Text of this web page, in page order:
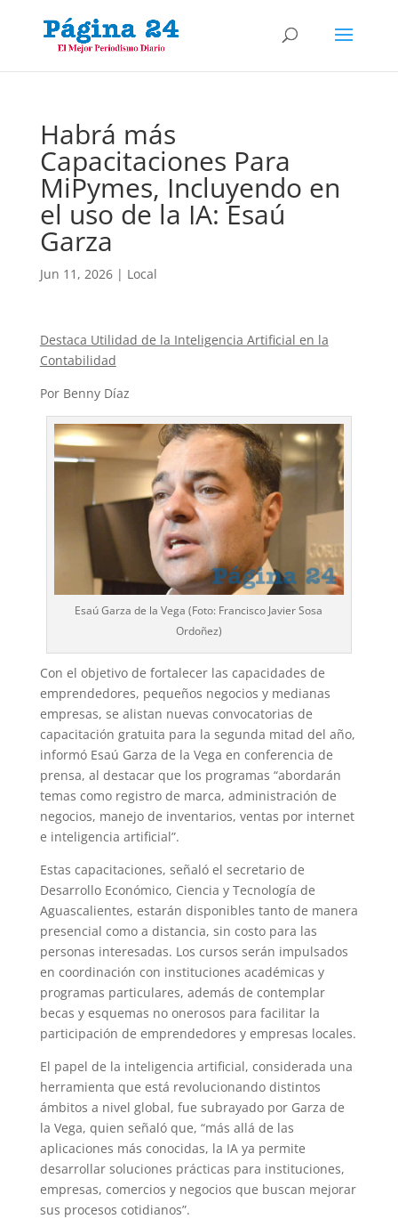
Habrá más
Capacitaciones Para
MiPymes, Incluyendo en
el uso de la IA: Esaú
Garza
Jun 11, 2026| Local
Destaca Utilidad de la Inteligencia Artificial en la
Contabilidad
Por Benny Díaz
Esaú Garza de la Vega (Foto: Francisco Javier Sosa
Ordoñez)
Con el objetivo de fortalecer las capacidades de
emprendedores, pequeños negocios y medianas
empresas, se alistan nuevas convocatorias de
capacitación gratuita para la segunda mitad del año,
informó Esaú Garza de la Vega en conferencia de
prensa, al destacar que los programas “abordarán
temas como registro de marca, administración de
negocios, manejo de inventarios, ventas por internet
e inteligencia artificial”.
Estas capacitaciones, señaló el secretario de
Desarrollo Económico, Ciencia y Tecnología de
Aguascalientes, estarán disponibles tanto de manera
presencial como a distancia, sin costo para las
personas interesadas. Los cursos serán impulsados
en coordinación con instituciones académicas y
programas particulares, además de contemplar
becas y esquemas no onerosos para facilitar la
participación de emprendedores y empresas locales.
El papel de la inteligencia artificial, considerada una
herramienta que está revolucionando distintos
ámbitos a nivel global, fue subrayado por Garza de
la Vega, quien señaló que, “más allá de las
aplicaciones más conocidas, la IA ya permite
desarrollar soluciones prácticas para instituciones,
empresas, comercios y negocios que buscan mejorar
sus procesos cotidianos”.